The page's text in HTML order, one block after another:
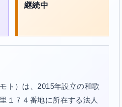
継続中
ト）は、2015年設立の和歌
１７４番地に所在する法人